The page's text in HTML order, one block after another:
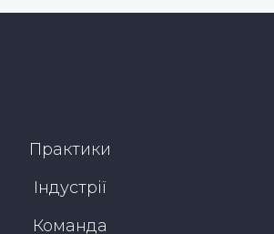
Практики
Індустрії
Команда